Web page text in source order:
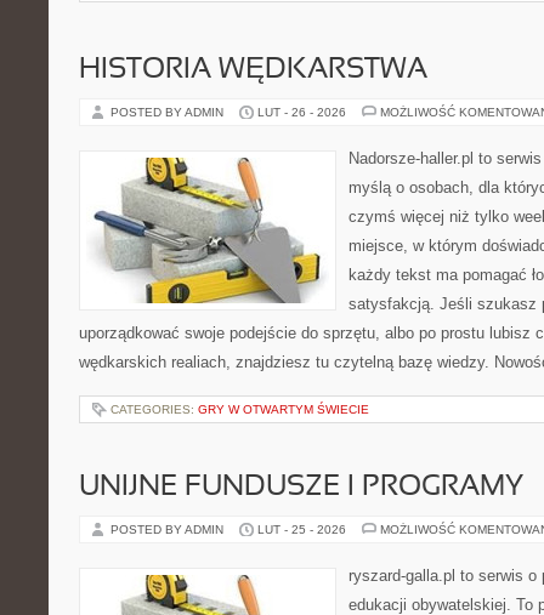
HISTORIA WĘDKARSTWA
POSTED BY ADMIN LUT - 26 - 2026 MOŻLIWOŚĆ
Nadorsze-haller.pl to
myślą o osobach, dla
czymś więcej niż tylko
miejsce, w którym
każdy tekst ma pomagać
satysfakcją. Jeśli szukasz
uporządkować swoje podejście do sprzętu, albo po prostu lubisz
wędkarskich realiach, znajdziesz tu czytelną bazę wiedzy.
CATEGORIES: GRY W OTWARTYM ŚWIECIE
UNIJNE FUNDUSZE I PROGRAMY
POSTED BY ADMIN LUT - 25 - 2026 MOŻLIWOŚĆ
ryszard-galla.pl to serwis
edukacji obywatelskiej. To